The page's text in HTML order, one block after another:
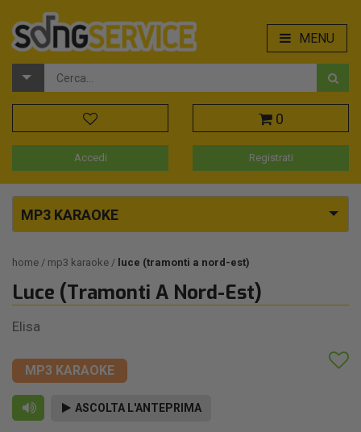
MENU
0
Accedi Registrati
MP3 KARAOKE
home mp3 karaoke luce (tramonti a nord-est)
Luce (Tramonti A Nord-Est)
Elisa
MP3 KARAOKE
ASCOLTA L'ANTEPRIMA